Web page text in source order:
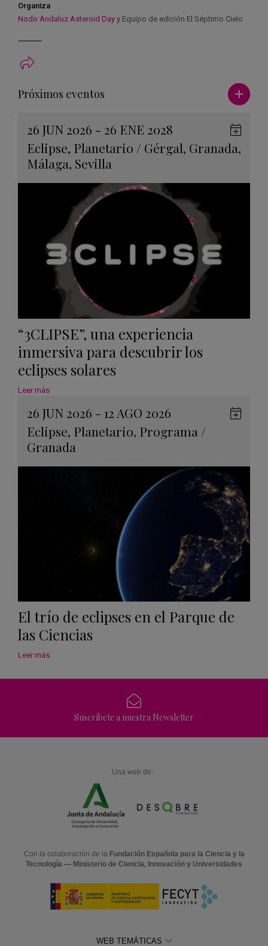
Organiza
Nodo Andaluz Asteroid Day y Equipo de edición El Séptimo Cielo
Próximos eventos Ver más
26 JUN 2026 - 26 ENE 2028
Eclipse, Planetario / Gérgal, Granada,
Málaga, Sevilla
en
“3CLIPSE”, una experiencia
inmersiva para descubrir los
eclipses solares
Leer más
26 JUN 2026 - 12 AGO 2026
Eclipse, Planetario, Programa /
Granada
El trío de eclipses en el Parque de
las Ciencias
Leer más
Suscríbete a nuestra Newsletter
Una web de:
Con la colaboración de la Fundación Española para la Ciencia y la
Tecnología — Ministerio de Ciencia, Innovación y Universidades
WEB TEMÁTICAS